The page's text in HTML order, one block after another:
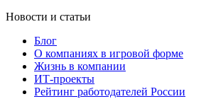
Новости и статьи
Блог
О компаниях в игровой форме
Жизнь в компании
ИТ-проекты
Рейтинг работодателей России